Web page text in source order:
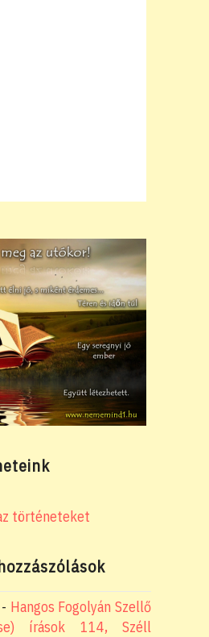
történeteket
Hangos Fogolyán Szellő
írások 114, Széll